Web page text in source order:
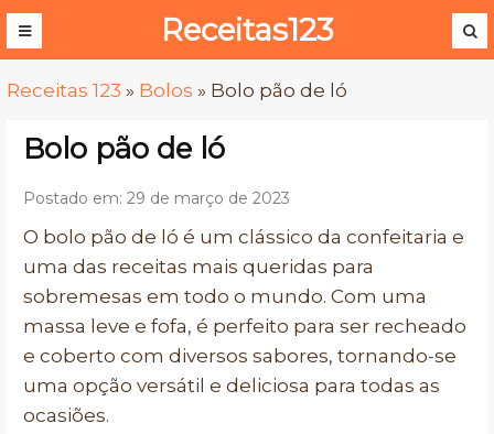
Receitas123
Receitas 123 » Bolos » Bolo pão de ló
Bolo pão de ló
Postado em: 29 de março de 2023
O bolo pão de ló é um clássico da confeitaria e
uma das receitas mais queridas para
sobremesas em todo o mundo. Com uma
massa leve e fofa, é perfeito para ser recheado
e coberto com diversos sabores, tornando-se
uma opção versátil e deliciosa para todas as
ocasiões.